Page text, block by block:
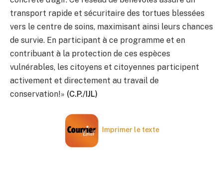
transport rapide et sécuritaire des tortues blessées
vers le centre de soins, maximisant ainsi leurs chances
de survie. En participant à ce programme et en
contribuant à la protection de ces espèces
vulnérables, les citoyens et citoyennes participent
activement et directement au travail de
conservation!» (C.P./IJL)
Imprimer le texte